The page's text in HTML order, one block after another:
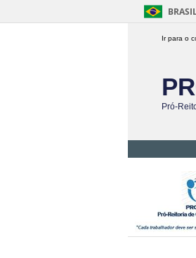
Ir para o
Pró-